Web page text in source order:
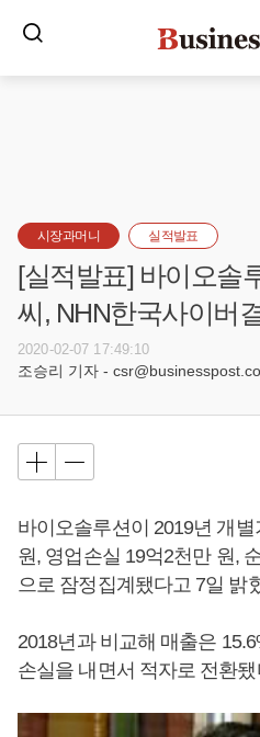
시장과머니 실적발표
[실적발표] 바이오솔
씨, NHN한국사이버
2020-02-07 17:49:10
조승리 기자 -
바이오솔루션이 2019년 개
원, 영업손실 19억2천만 원,
으로 잠정집계됐다고 7일 밝
2018년과 비교해 매출은
손실을 내면서 적자로 전환됐